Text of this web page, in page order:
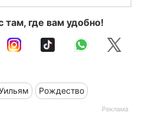
там, где вам удобно!
Рождество